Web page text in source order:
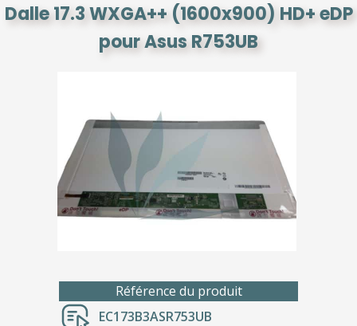
Dalle 17.3 WXGA++ (1600x900) HD+ eDP
pour Asus R753UB
Référence du produit
EC173B3ASR753UB